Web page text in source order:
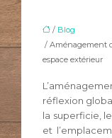
/ Blog
/ Aménagement
espace extérieur
réflexion
la superficie,
et